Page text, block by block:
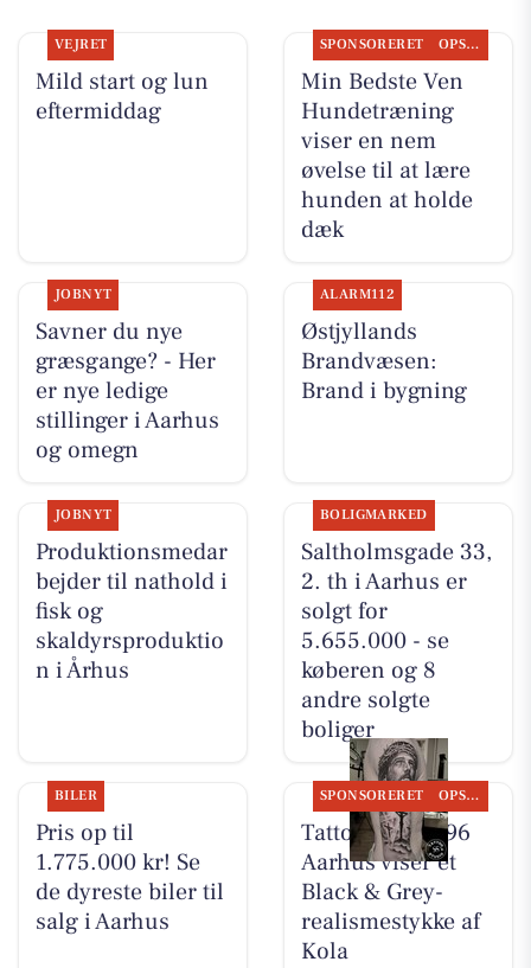
VEJRET
Mild start og lun
eftermiddag
SPONSORERET OPSLAGSTAVLEN
Min Bedste Ven
Hundetræning
viser en nem
øvelse til at lære
hunden at holde
dæk
JOBNYT
Savner du nye
græsgange? - Her
er nye ledige
stillinger i Aarhus
og omegn
ALARM112
Østjyllands
Brandvæsen:
Brand i bygning
JOBNYT
Produktionsmedar
bejder til nathold i
fisk og
skaldyrsproduktio
n i Århus
BOLIGMARKED
Saltholmsgade 33,
2. th i Aarhus er
solgt for
5.655.000 - se
køberen og 8
andre solgte
boliger
BILER
Pris op til
1.775.000 kr! Se
de dyreste biler til
salg i Aarhus
SPONSORERET OPSLAGSTAVLEN
Tattoo Studio 96
Aarhus viser et
Black & Grey-
realismestykke af
Kola